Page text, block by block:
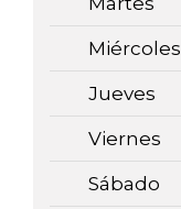
Miércoles
Jueves
Viernes
Sábado